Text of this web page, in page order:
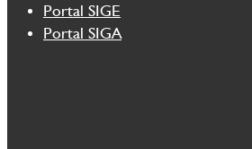
Portal SIGE
Portal SIGA